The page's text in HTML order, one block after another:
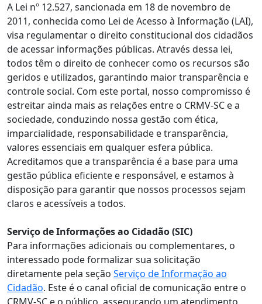
A Lei nº 12.527, sancionada em 18 de novembro de
2011, conhecida como Lei de Acesso à Informação (LAI),
visa regulamentar o direito constitucional dos cidadãos
de acessar informações públicas. Através dessa lei,
todos têm o direito de conhecer como os recursos são
geridos e utilizados, garantindo maior transparência e
controle social. Com este portal, nosso compromisso é
estreitar ainda mais as relações entre o CRMV-SC e a
sociedade, conduzindo nossa gestão com ética,
imparcialidade, responsabilidade e transparência,
valores essenciais em qualquer esfera pública.
Acreditamos que a transparência é a base para uma
gestão pública eficiente e responsável, e estamos à
disposição para garantir que nossos processos sejam
claros e acessíveis a todos.
Serviço de Informações ao Cidadão (SIC)
Para informações adicionais ou complementares, o
interessado pode formalizar sua solicitação
diretamente pela seção Serviço de Informação ao
Cidadão. Este é o canal oficial de comunicação entre o